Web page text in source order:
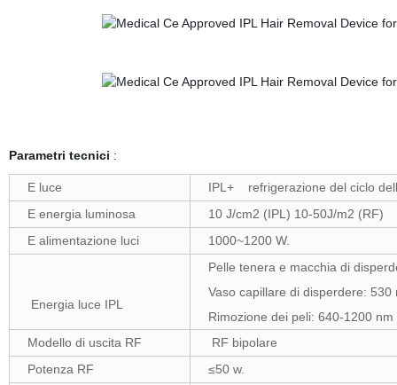
Parametri tecnici :
E luce
IPL+ refrigerazione del ciclo
E energia luminosa
10 J/cm2 (IPL) 10-50J/m2 (RF)
E alimentazione luci
1000~1200 W.
Energia luce IPL
Pelle tenera e macchia di
Vaso capillare di disperdere: 530
Rimozione dei peli: 640-1200 nm
Modello di uscita RF
RF bipolare
Potenza RF
≤50 w.